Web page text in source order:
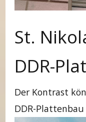
St.
DDR-
Der Kontrast
DDR-